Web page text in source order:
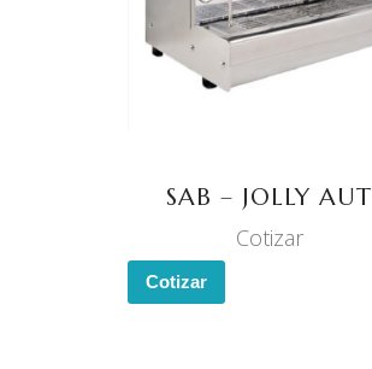
SAB – JOLLY AUT
Cotizar
Cotizar